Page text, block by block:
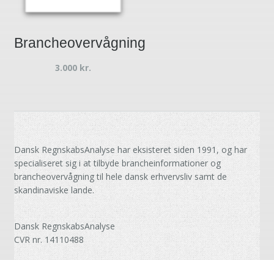
Brancheovervågning
3.000 kr.
Dansk RegnskabsAnalyse har eksisteret siden 1991, og har
specialiseret sig i at tilbyde brancheinformationer og
brancheovervågning til hele dansk erhvervsliv samt de
skandinaviske lande.
Dansk RegnskabsAnalyse
CVR nr. 14110488